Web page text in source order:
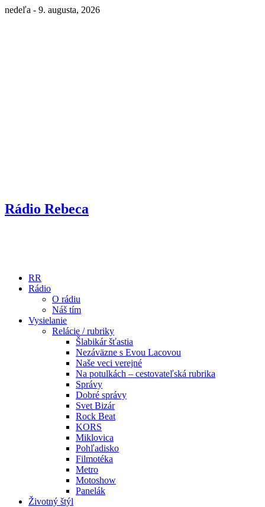
nedeľa - 9. augusta, 2026
Rádio Rebeca
RR
Rádio
O rádiu
Náš tím
Vysielanie
Relácie / rubriky
Šlabikár šťastia
Nezáväzne s Evou Lacovou
Naše veci verejné
Na potulkách – cestovateľská rubrika
Správy
Dobré správy
Svet Bizár
Rock Beat
KORS
Miklovica
Pohľadisko
Filmotéka
Metro
Motoshow
Panelák
Životný štýl